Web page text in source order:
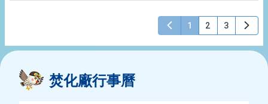
1 2 3
焚化廠行事曆